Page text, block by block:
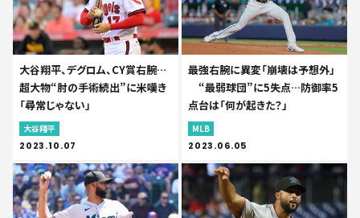
大谷翔平、デグロム、CY賞右腕…
超大物“肘の手術続出”に米嘆き
「尋常じゃない」
大谷翔平
2023.10.07
最強右腕に異変「崩壊は予想外」
“最弱球団”に5失点…防御率5
点台は「何が起きた？」
MLB
2023.06.05